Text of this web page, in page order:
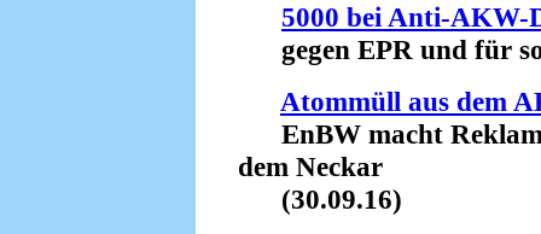
5000 bei Anti-AKW-
gegen EPR und für
Atommüll aus dem
EnBW macht
dem Neckar
(30.09.16)